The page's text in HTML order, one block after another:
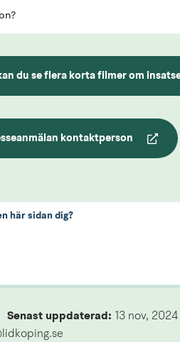
du se flera korta filmer om
kontaktperson
här sidan dig?
Senast uppdaterad:
13 nov, 2024